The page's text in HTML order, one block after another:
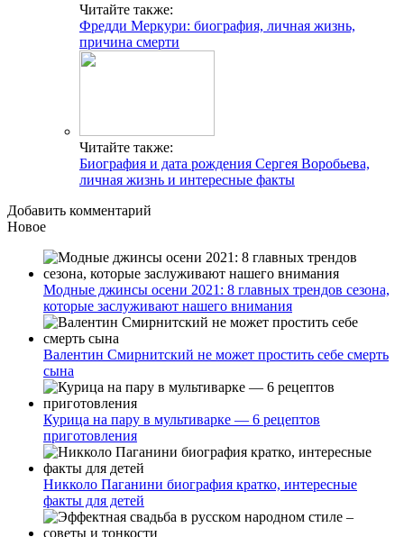
Читайте также:
Фредди Меркури: биография, личная жизнь,
причина смерти
Читайте также:
Биография и дата рождения Сергея Воробьева,
личная жизнь и интересные факты
Добавить комментарий
Новое
Модные джинсы осени 2021: 8 главных трендов сезона,
которые заслуживают нашего внимания
Валентин Смирнитский не может простить себе смерть
сына
Курица на пару в мультиварке — 6 рецептов
приготовления
Никколо Паганини биография кратко, интересные
факты для детей